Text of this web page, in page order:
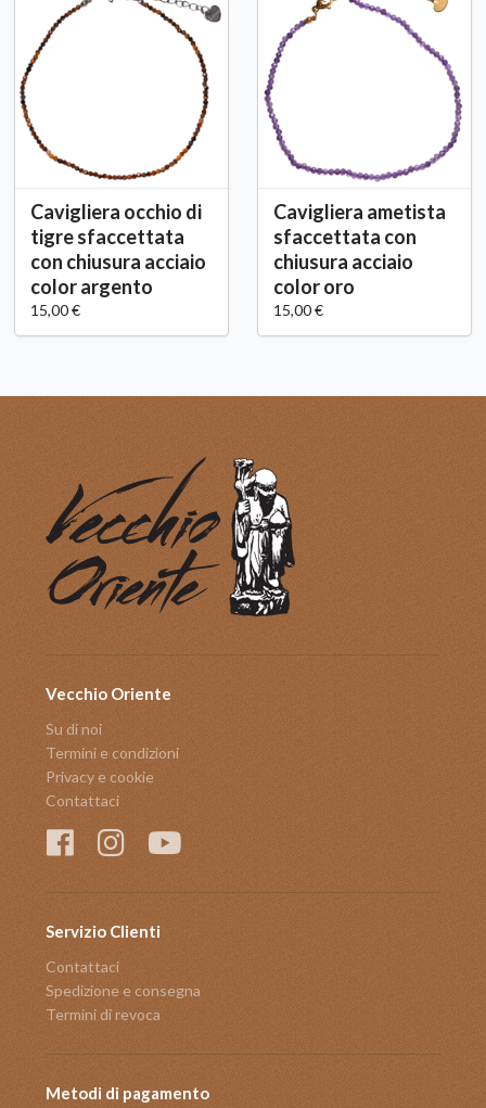
Cavigliera occhio di
tigre sfaccettata
con chiusura acciaio
color argento
15,00 €
Cavigliera ametista
sfaccettata con
chiusura acciaio
color oro
15,00 €
Vecchio Oriente
Su di noi
Termini e condizioni
Privacy e cookie
Contattaci
Servizio Clienti
Contattaci
Spedizione e consegna
Termini di revoca
Metodi di pagamento